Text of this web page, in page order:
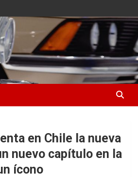
audiovisual para el sector automotriz
en Chile la nueva
nuevo capítulo en la
ícono